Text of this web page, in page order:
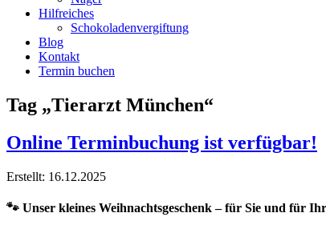
Hilfreiches
Schokoladenvergiftung
Blog
Kontakt
Termin buchen
Tag „Tierarzt München“
Online Terminbuchung ist verfügbar!
Erstellt: 16.12.2025
🐾 Unser kleines Weihnachtsgeschenk – für Sie und für